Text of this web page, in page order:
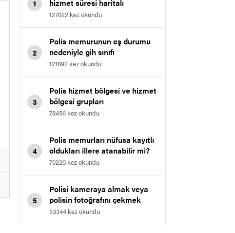
1
hizmet süresi haritalı
gösterim.
127022 kez okundu
2
Polis memurunun eş durumu
nedeniyle gih sınıfı
memurluğuna geçmesi.
121892 kez okundu
3
Polis hizmet bölgesi ve hizmet
bölgesi grupları
78456 kez okundu
4
Polis memurları nüfusa kayıtlı
oldukları illere atanabilir mi?
70220 kez okundu
5
Polisi kameraya almak veya
polisin fotoğrafını çekmek
yasaklandı
53344 kez okundu